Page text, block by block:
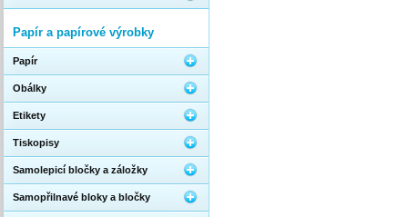
Papír a papírové výrobky
Papír
Obálky
Etikety
Tiskopisy
Samolepicí bločky a záložky
Samopřilnavé bloky a bločky